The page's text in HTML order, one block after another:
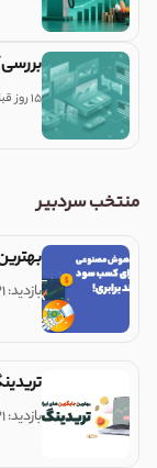
15 روز قبل
منتخب سردبیر
بازدید: ۱,۱۹۷,۶۲۱
بازدید: ۱,۲۴۵,۶۲۱